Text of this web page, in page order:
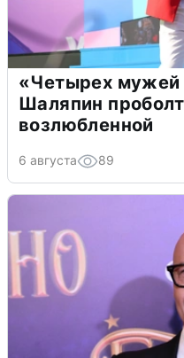
«Четырех мужей
Шаляпин
возлюбленной
6 августа 89